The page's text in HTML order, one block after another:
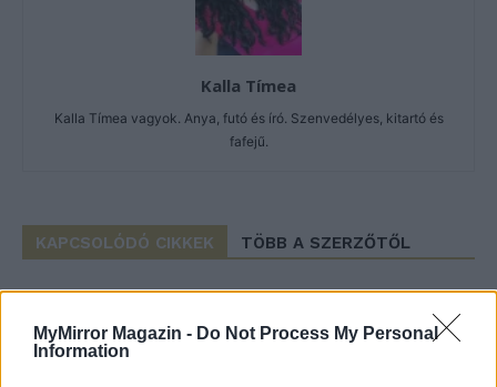
MyMirror Magazin - Do Not Process My Personal
Information
Kalla Tímea
Kalla Tímea vagyok. Anya, futó és író. Szenvedélyes, kitartó és
fafejű.
KAPCSOLÓDÓ CIKKEK TÖBB A SZERZŐTŐL